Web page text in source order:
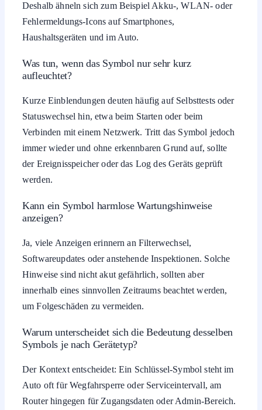
Deshalb ähneln sich zum Beispiel Akku-, WLAN- oder
Fehlermeldungs-Icons auf Smartphones,
Haushaltsgeräten und im Auto.
Was tun, wenn das Symbol nur sehr kurz
aufleuchtet?
Kurze Einblendungen deuten häufig auf Selbsttests oder
Statuswechsel hin, etwa beim Starten oder beim
Verbinden mit einem Netzwerk. Tritt das Symbol jedoch
immer wieder und ohne erkennbaren Grund auf, sollte
der Ereignisspeicher oder das Log des Geräts geprüft
werden.
Kann ein Symbol harmlose Wartungshinweise
anzeigen?
Ja, viele Anzeigen erinnern an Filterwechsel,
Softwareupdates oder anstehende Inspektionen. Solche
Hinweise sind nicht akut gefährlich, sollten aber
innerhalb eines sinnvollen Zeitraums beachtet werden,
um Folgeschäden zu vermeiden.
Warum unterscheidet sich die Bedeutung desselben
Symbols je nach Gerätetyp?
Der Kontext entscheidet: Ein Schlüssel-Symbol steht im
Auto oft für Wegfahrsperre oder Serviceintervall, am
Router hingegen für Zugangsdaten oder Admin-Bereich.